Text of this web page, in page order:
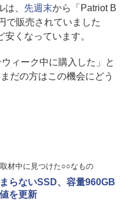
、 先週末から「Patriot B
で販売されていました
くなっています。
ィーク中に購入した」と
だの方はこの機会にどう
取材中に見つけた○○なもの
らないSSD、容量960GB
を更新